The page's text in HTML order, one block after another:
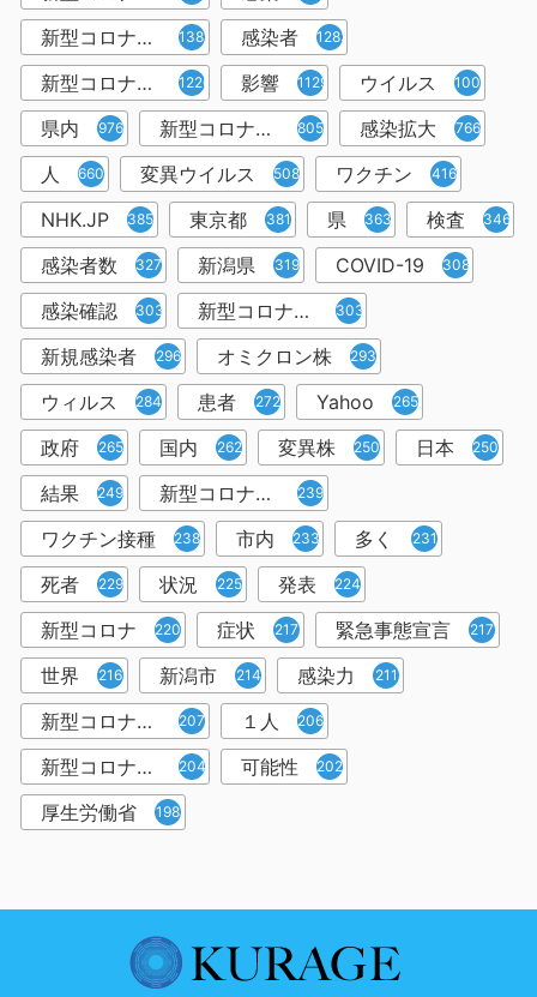
新型コロナウィルス 1382 感染者 1283
新型コロナウイルス感染症 1226 影響 1129 ウイルス 1001
県内 976 新型コロナウイルス感染 805 感染拡大 766
人 660 変異ウイルス 508 ワクチン 416
NHK.JP 385 東京都 381 県 363 検査 346
感染者数 327 新潟県 319 COVID-19 308
感染確認 303 新型コロナウィルス感染症 303
新規感染者 296 オミクロン株 293
ウィルス 284 患者 272 Yahoo 265
政府 265 国内 262 変異株 250 日本 250
結果 249 新型コロナウイルスワクチン 239
ワクチン接種 238 市内 233 多く 231
死者 229 状況 225 発表 224
新型コロナ 220 症状 217 緊急事態宣言 217
世界 216 新潟市 214 感染力 211
新型コロナウイルス感染者 207 １人 206
新型コロナウイルス対策 204 可能性 202
厚生労働省 198